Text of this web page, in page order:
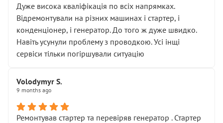
Дуже висока кваліфікація по всіх напрямках.
Відремонтували на різних машинах і стартер, і
конденціонер, і генератор. До того ж дуже швидко.
Навіть усунули проблему з проводкою. Усі інщі
сервіси тільки погіршували ситуацію
Volodymyr S.
9 months ago
Ремонтував стартер та перевіряв генератор . Стартер